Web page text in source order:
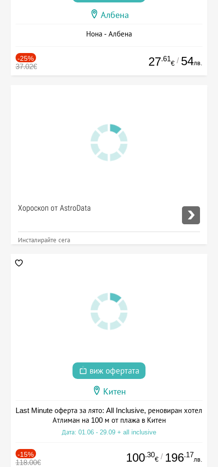
Албена
Нона - Албена
-25%
37.02€ 27.61
€ / 54лв.
Хороскоп от AstroData
Инсталирайте сега
виж офертата
Китен
Last Minute оферта за лято: All Inclusive, реновиран хотел
Атлиман на 100 м от плажа в Китен
Дата: 01.06 - 29.09 + all inclusive
-15%
118.00€ 100.30
€ / 196.17
лв.